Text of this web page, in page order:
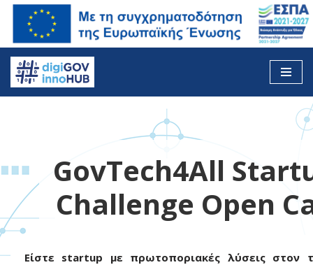
to
content
GovTech4All
Challenge Open
Είστε startup με πρωτοποριακές λύσεις στον